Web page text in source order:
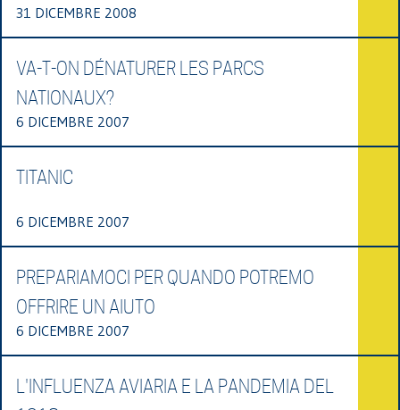
31 DICEMBRE 2008
VA-T-ON DÉNATURER LES PARCS
NATIONAUX?
6 DICEMBRE 2007
TITANIC
6 DICEMBRE 2007
PREPARIAMOCI PER QUANDO POTREMO
OFFRIRE UN AIUTO
6 DICEMBRE 2007
L'INFLUENZA AVIARIA E LA PANDEMIA DEL